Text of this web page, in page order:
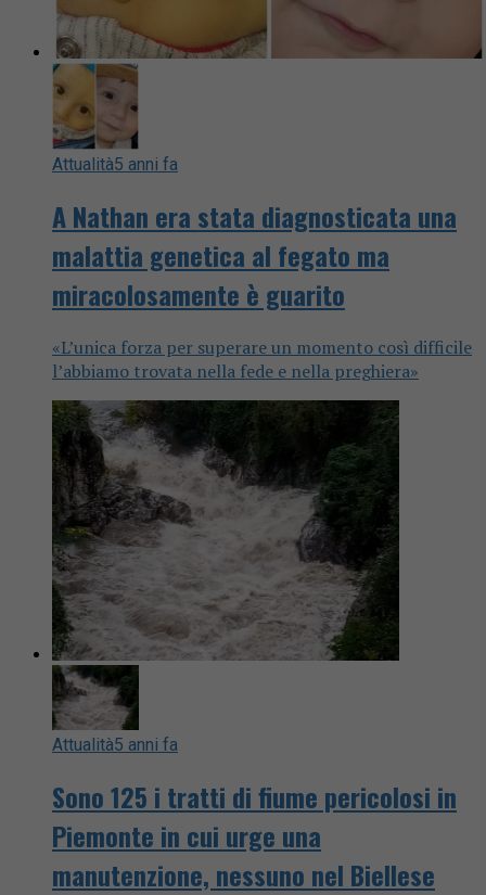
Attualità5 anni fa
A Nathan era stata diagnosticata una
malattia genetica al fegato ma
miracolosamente è guarito
«L’unica forza per superare un momento così difficile
l’abbiamo trovata nella fede e nella preghiera»
Attualità5 anni fa
Sono 125 i tratti di fiume pericolosi in
Piemonte in cui urge una
manutenzione, nessuno nel Biellese